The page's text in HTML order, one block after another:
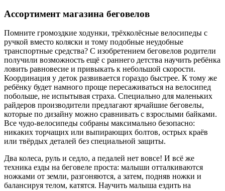
Ассортимент магазина беговелов
Помните громоздкие ходунки, трёхколёсные велосипеды с
ручкой вместо коляски и тому подобные неудобные
транспортные средства? С изобретением беговелов родители
получили возможность ещё с раннего детства научить ребёнка
ловить равновесие и привыкать к небольшой скорости.
Координация у деток развивается гораздо быстрее. К тому же
ребёнку будет намного проще пересаживаться на велосипед
побольше, не испытывая страха. Специально для маленьких
райдеров производители предлагают ярчайшие беговелы,
которые по дизайну можно сравнивать с взрослыми байками.
Все чудо-велосипеды собраны максимально безопасно:
никаких торчащих или выпирающих болтов, острых краёв
или твёрдых деталей без специальной защиты.
Два колеса, руль и седло, а педалей нет вовсе! И всё же
техника езды на беговеле проста: малыши отталкиваются
ножками от земли, разгоняются, а затем, подняв ножки и
балансируя телом, катятся. Научить малыша ездить на